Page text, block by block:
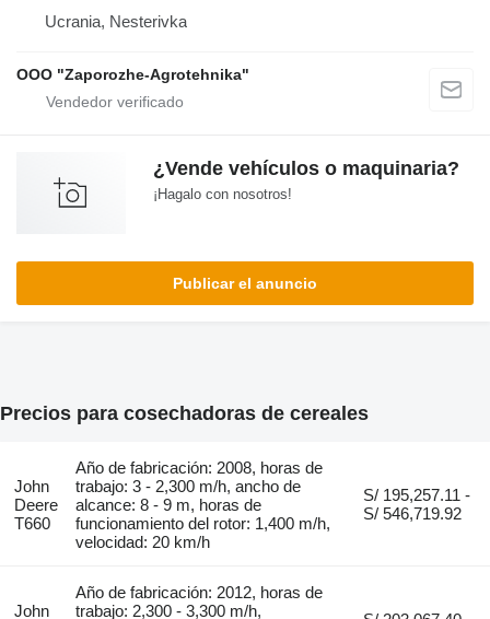
Ucrania, Nesterivka
OOO "Zaporozhe-Agrotehnika"
¿Vende vehículos o maquinaria?
¡Hagalo con nosotros!
Publicar el anuncio
Precios para cosechadoras de cereales
John
Deere
T660
Año de fabricación: 2008, horas de
trabajo: 3 - 2,300 m/h, ancho de
alcance: 8 - 9 m, horas de
funcionamiento del rotor: 1,400 m/h,
velocidad: 20 km/h
S/ 195,257.11 -
S/ 546,719.92
John
Año de fabricación: 2012, horas de
trabajo: 2,300 - 3,300 m/h,